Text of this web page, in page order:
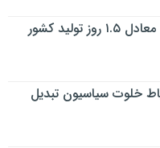
صادرات ۱۰ هزار تن مرغ معادل ۱.۵ روز تولید کشور
خلوت سیاسیون تبدیل